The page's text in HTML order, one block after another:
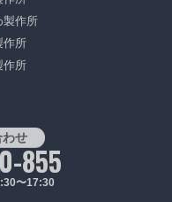
製作所
作所
作所
わせ
855
〜17:30